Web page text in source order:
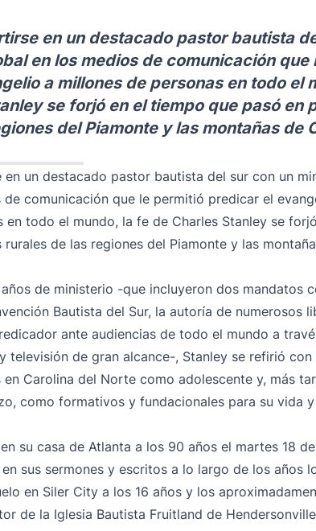
en un destacado pastor bautista
en los medios de comunicación que
a millones de personas en todo el
se forjó en el tiempo que pasó en
del Piamonte y las montañas de
un destacado pastor bautista del sur con un
comunicación que le permitió predicar el
en todo el mundo, la fe de Charles Stanley se
de las regiones del Piamonte y las
de ministerio -que incluyeron dos mandatos
Bautista del Sur, la autoría de numerosos
ante audiencias de todo el mundo a
televisión de gran alcance-, Stanley se refirió con
Carolina del Norte como adolescente y, más
como formativos y fundacionales para su vida y
su casa de Atlanta a los 90 años el martes 18
sus sermones y escritos a lo largo de los años
en Siler City a los 16 años y los
de la Iglesia Bautista Fruitland de